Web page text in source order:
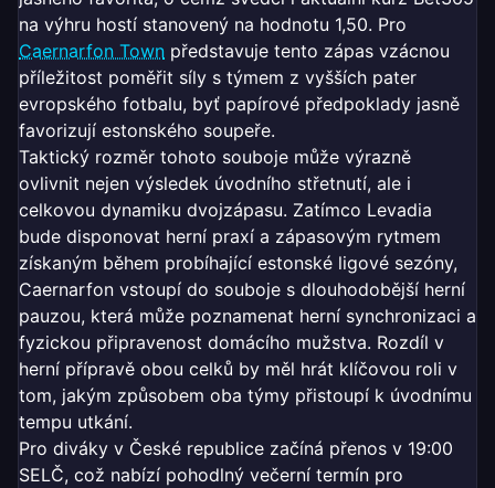
na výhru hostí stanovený na hodnotu 1,50. Pro
Caernarfon Town představuje tento zápas vzácnou
příležitost poměřit síly s týmem z vyšších pater
evropského fotbalu, byť papírové předpoklady jasně
favorizují estonského soupeře.
Taktický rozměr tohoto souboje může výrazně
ovlivnit nejen výsledek úvodního střetnutí, ale i
celkovou dynamiku dvojzápasu. Zatímco Levadia
bude disponovat herní praxí a zápasovým rytmem
získaným během probíhající estonské ligové sezóny,
Caernarfon vstoupí do souboje s dlouhodobější herní
pauzou, která může poznamenat herní synchronizaci a
fyzickou připravenost domácího mužstva. Rozdíl v
herní přípravě obou celků by měl hrát klíčovou roli v
tom, jakým způsobem oba týmy přistoupí k úvodnímu
tempu utkání.
Pro diváky v České republice začíná přenos v 19:00
SELČ, což nabízí pohodlný večerní termín pro